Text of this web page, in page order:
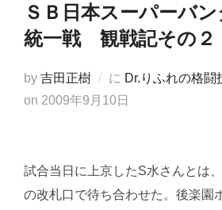
ＳＢ日本スーパーバ
統一戦 観戦記その２
by 吉田正樹 に Dr.りふれの格闘
on 投
2009年9月10日
試合当日に上京したS水さんとは
の改札口で待ち合わせた。後楽園